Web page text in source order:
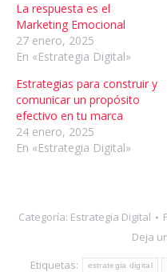
La respuesta es el
Marketing Emocional
27 enero, 2025
En «Estrategia Digital»
Estrategias para construir y
comunicar un propósito
efectivo en tu marca
24 enero, 2025
En «Estrategia Digital»
Categoría: Estrategia Digital
Deja
Etiquetas:
estrategia digital